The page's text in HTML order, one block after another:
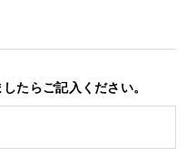
たらご記入ください。